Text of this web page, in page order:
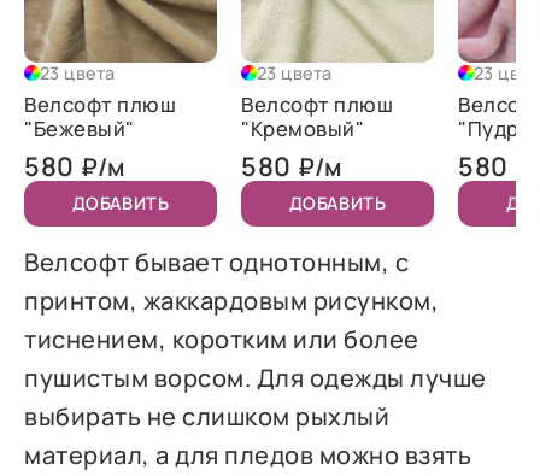
23 цвета
Велсофт плюш
"Бежевый"
580 ₽/м
ДОБАВИТЬ
23 цвета
Велсофт плюш
"Кремовый"
580 ₽/м
ДОБАВИТЬ
23
"Пудра"
580
Велсофт бывает однотонным, с
принтом, жаккардовым рисунком,
тиснением, коротким или более
пушистым ворсом. Для одежды лучше
выбирать не слишком рыхлый
материал, а для пледов можно взять